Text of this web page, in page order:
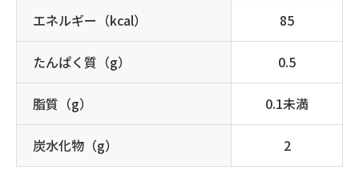
エネルギー（kcal） 85
たんぱく質（g） 0.5
脂質（g） 0.1未満
炭水化物（g） 2